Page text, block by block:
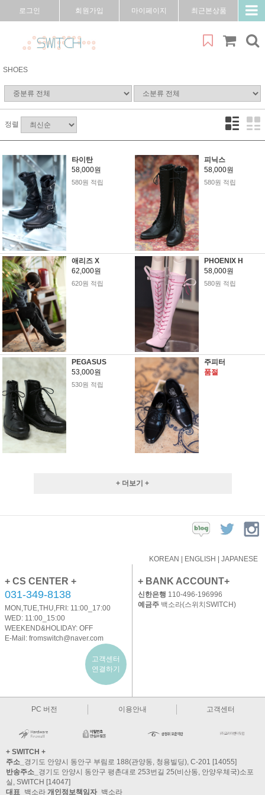
로그인 회원가입 마이페이지 최근본상품
SHOES
정렬
타이탄
58,000원
580원 적립
피닉스
58,000원
580원 적립
애리즈 X
62,000원
620원 적립
PHOENIX H
58,000원
580원 적립
PEGASUS
53,000원
530원 적립
주피터
품절
+ 더보기 +
KOREAN ENGLISH JAPANESE
+ CS CENTER +
031-349-8138
MON,TUE,THU,FRI: 11:00_17:00
WED: 11:00_15:00
WEEKEND&HOLIDAY: OFF
E-Mail: fromswitch@naver.com
고객센터
연결하기
+ BANK ACCOUNT+
신한은행 110-496-196996
예금주백소라(스위치SWITCH)
PC 버전 이용안내 고객센터
+ SWITCH +
주소_ 경기도 안양시 동안구 부림로 188(관양동, 청용빌딩), C-201 [14055]
반송주소_ 경기도 안양시 동안구 평촌대로 253번길 25(비산동, 안양우체국)소포
실, SWITCH [14047]
대표_ 백소라 개인정보책임자_ 백소라